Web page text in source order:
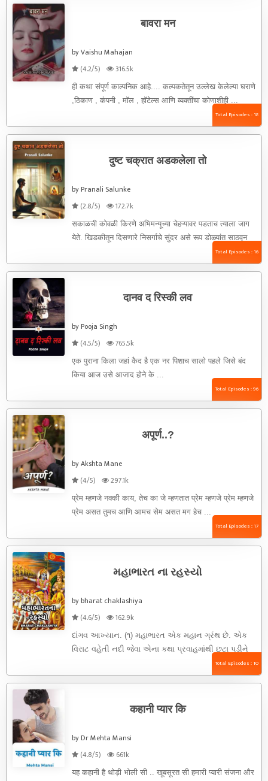
बावरा मन
by Vaishu Mahajan
(4.2/5)
316.5k
ही कथा संपूर्ण काल्पनिक आहे.... कल्पकतेतून उल्लेख केलेल्या घराणे
,ठिकाण , कंपनी , मॉल , हॉटेल्स आणि व्यक्तींचा कोणाशीही ...
Total Episodes : 18
दुष्ट चक्रात अडकलेला तो
by Pranali Salunke
(2.8/5)
172.7k
सकाळची कोवळी किरणे अभिमन्यूच्या चेहऱ्यावर पडताच त्याला जाग
येते. खिडकीतून दिसणारे निसर्गाचे सुंदर असे रूप डोळ्यांत साठवून
Total Episodes : 16
दानव द रिस्की लव
by Pooja Singh
(4.5/5)
765.5k
एक पुराना किला जहां कैद है एक नर पिशाच सालो पहले जिसे बंद
किया आज उसे आजाद होने के ...
Total Episodes : 96
अपूर्ण..?
by Akshta Mane
(4/5)
297.1k
प्रेम म्हणजे नक्की काय, तेच का जे म्हणतात प्रेम म्हणजे प्रेम म्हणजे
प्रेम असत तुमच आणि आमच सेम असत मग हेच ...
Total Episodes : 17
મહાભારત ના રહસ્યો
by bharat chaklashiya
(4.6/5)
162.9k
દાંગવ આખ્યાન. (૧) મહાભારત એક મહાન ગ્રંથ છે. એક
વિરાટ વહેતી નદી જેવા એના કથા પ્રવાહમાંથી છુટા પડીને
Total Episodes : 10
कहानी प्यार कि
by Dr Mehta Mansi
(4.8/5)
661k
यह कहानी है थोड़ी भोली सी .. खूबसूरत सी हमारी प्यारी संजना और